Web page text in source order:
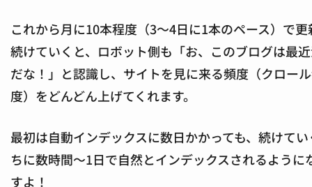
これから月に10本程度（3〜4日に1本のペース）で更
続けていくと、ロボット側も「お、このブログは最
だな！」と認識し、サイトを見に来る頻度（クロー
度）をどんどん上げてくれます。
最初は自動インデックスに数日かかっても、続けて
ちに数時間〜1日で自然とインデックスされるように
すよ！